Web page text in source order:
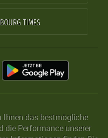
TIMES
Ihnen das bestmögliche
die Performance unserer